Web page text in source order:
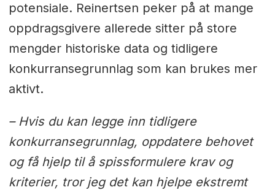
potensiale. Reinertsen peker på at mange
oppdragsgivere allerede sitter på store
mengder historiske data og tidligere
konkurransegrunnlag som kan brukes mer
aktivt.
– Hvis du kan legge inn tidligere
konkurransegrunnlag, oppdatere behovet
og få hjelp til å spissformulere krav og
kriterier, tror jeg det kan hjelpe ekstremt